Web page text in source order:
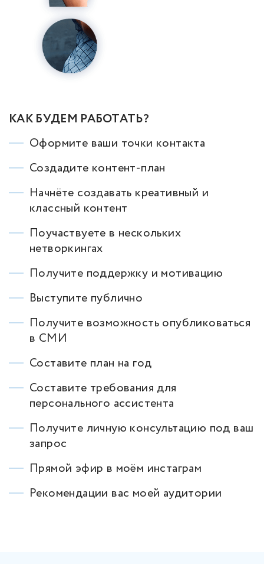
КАК БУДЕМ РАБОТАТЬ?
Оформите ваши точки контакта
Создадите контент-план
Начнёте создавать креативный и
классный контент
Поучаствуете в нескольких
нетворкингах
Получите поддержку и мотивацию
Выступите публично
Получите возможность опубликоваться
в СМИ
Составите план на год
Составите требования для
персонального ассистента
Получите личную консультацию под ваш
запрос
Прямой эфир в моём инстаграм
Рекомендации вас моей аудитории